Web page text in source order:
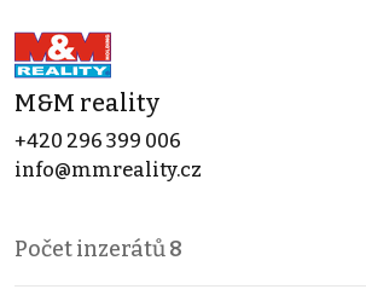
M&M reality
+420 296 399 006
info@mmreality.cz
Počet inzerátů8